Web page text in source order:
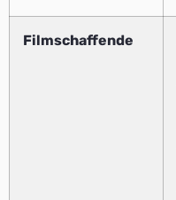
Filmschaffende